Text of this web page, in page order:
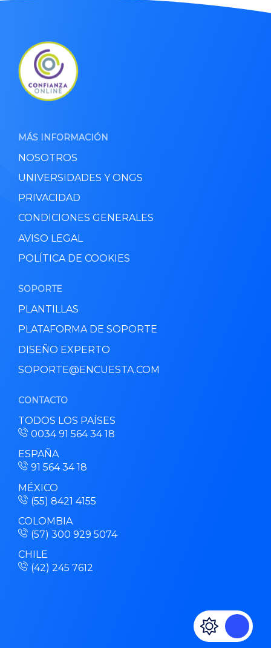
MÁS INFORMACIÓN
NOSOTROS
UNIVERSIDADES Y ONGS
PRIVACIDAD
CONDICIONES GENERALES
AVISO LEGAL
POLÍTICA DE COOKIES
SOPORTE
PLANTILLAS
PLATAFORMA DE SOPORTE
DISEÑO EXPERTO
SOPORTE@ENCUESTA.COM
CONTACTO
TODOS LOS PAÍSES
0034 91 564 34 18
ESPAÑA
91 564 34 18
MÉXICO
(55) 8421 4155
COLOMBIA
(57) 300 929 5074
CHILE
(42) 245 7612